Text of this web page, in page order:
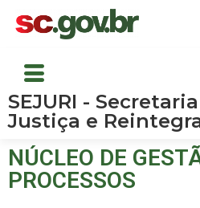
SEJURI -
Justiça e
NÚCLEO DE
PROCESSOS